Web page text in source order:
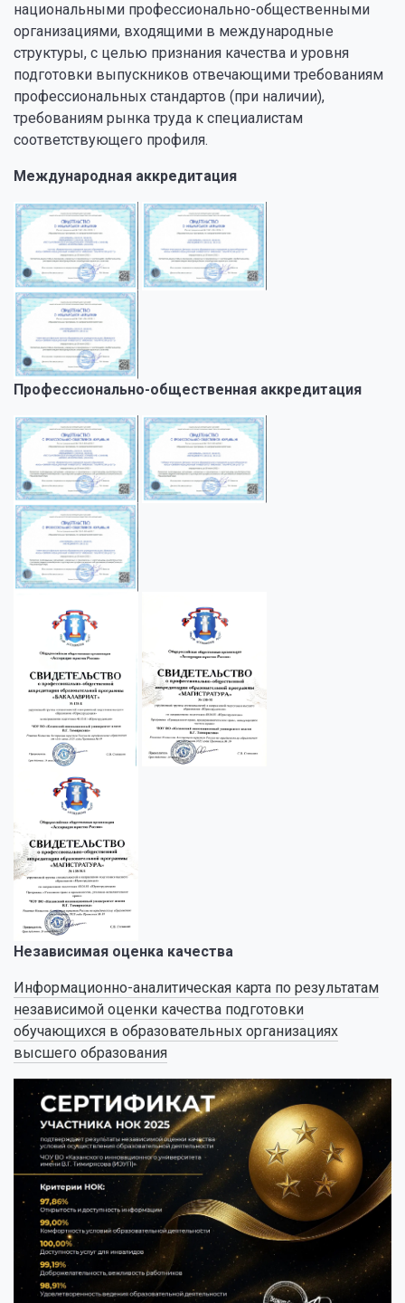
национальными профессионально-общественными
организациями, входящими в международные
структуры, с целью признания качества и уровня
подготовки выпускников отвечающими требованиям
профессиональных стандартов (при наличии),
требованиям рынка труда к специалистам
соответствующего профиля.
Международная аккредитация
Профессионально-общественная аккредитация
Независимая оценка качества
Информационно-аналитическая карта по результатам
независимой оценки качества подготовки
обучающихся в образовательных организациях
высшего образования